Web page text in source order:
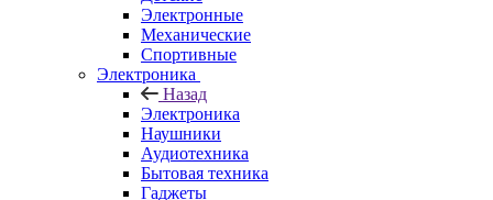
Электронные
Механические
Спортивные
Электроника
Назад
Электроника
Наушники
Аудиотехника
Бытовая техника
Гаджеты